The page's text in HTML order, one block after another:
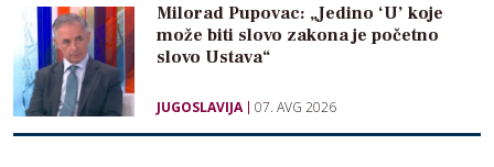
Milorad Pupovac: „Jedino ‘U’ koje
može biti slovo zakona je početno
slovo Ustava“
JUGOSLAVIJA 07. AVG 2026